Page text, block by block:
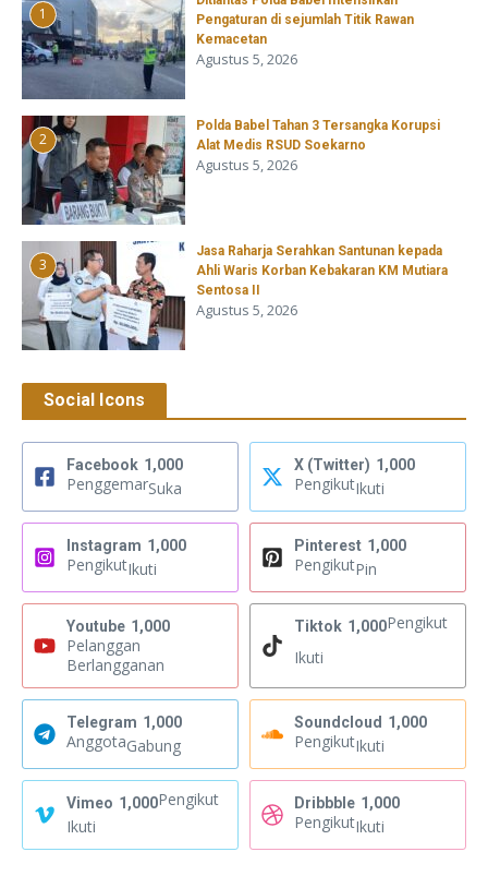
1
Pengaturan di sejumlah Titik Rawan
Kemacetan
Agustus 5, 2026
2
Polda Babel Tahan 3 Tersangka Korupsi
Alat Medis RSUD Soekarno
Agustus 5, 2026
3
Jasa Raharja Serahkan Santunan kepada
Ahli Waris Korban Kebakaran KM Mutiara
Sentosa II
Agustus 5, 2026
Social Icons
Facebook 1,000
PenggemarSuka
X (Twitter) 1,000
PengikutIkuti
Instagram 1,000
PengikutIkuti
Pinterest 1,000
PengikutPin
Youtube 1,000
Pelanggan
Berlangganan
Tiktok 1,000Pengikut
Ikuti
Telegram 1,000
AnggotaGabung
Soundcloud 1,000
PengikutIkuti
Vimeo 1,000Pengikut
Ikuti
Dribbble 1,000
PengikutIkuti